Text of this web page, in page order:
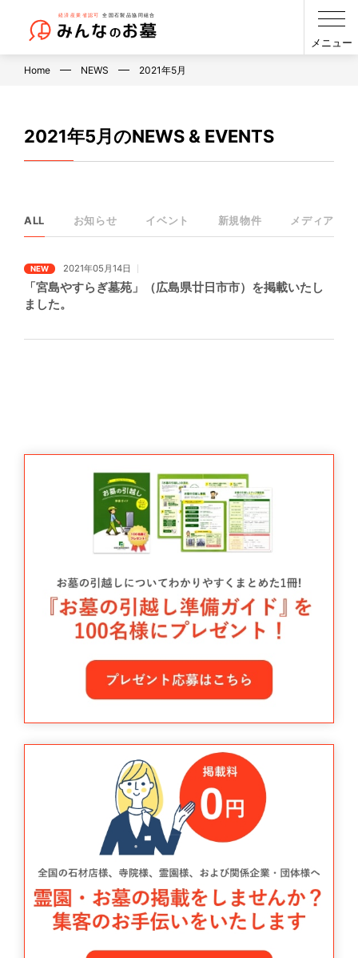
メニュー
Home NEWS 2021年5月
2021年5月のNEWS & EVENTS
ALL お知らせ イベント 新規物件 メディア
NEW 2021年05月14日
「宮島やすらぎ墓苑」（広島県廿日市市）を掲載いたし
ました。